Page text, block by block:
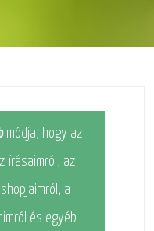
módja, hogy az
írásaimról, az
a
és egyéb